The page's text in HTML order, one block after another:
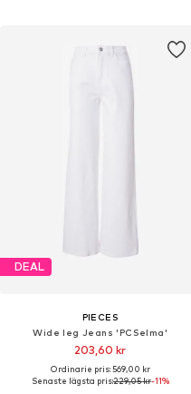
DEAL
PIECES
Wide leg Jeans 'PCSelma'
203,60 kr
Ordinarie pris: 569,00 kr
Senaste lägsta pris:229,05 kr-11%